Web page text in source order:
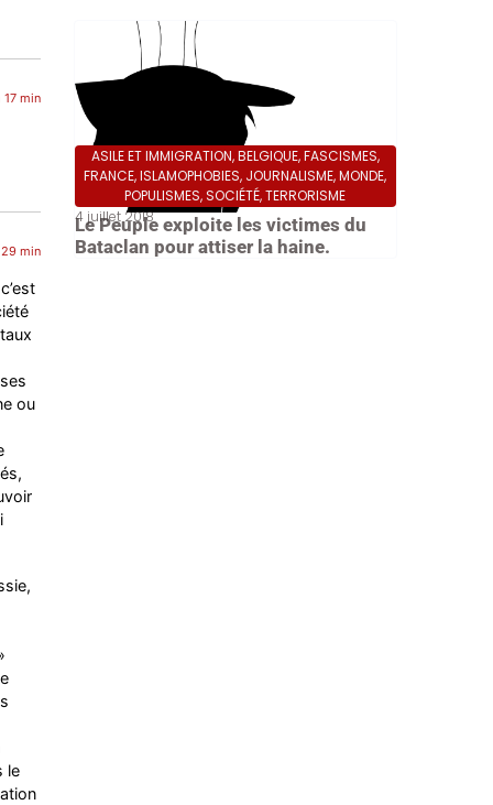
min
min
ou
le
ASILE ET IMMIGRATION,BELGIQUE,FASCISMES,
FRANCE,ISLAMOPHOBIES, JOURNALISME,MONDE,
POPULISMES,SOCIÉTÉ,TERRORISME
4 juillet 2018
Le Peuple exploite les victimes du
Bataclan pour attiser la haine.